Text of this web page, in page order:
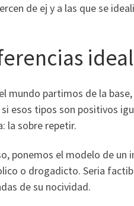
de ej y a las que se
mundo partimos de la
esos tipos son positivos
la sobre repetir.
ponemos el modelo de un
o drogadicto. Seri­a
de su nocividad.